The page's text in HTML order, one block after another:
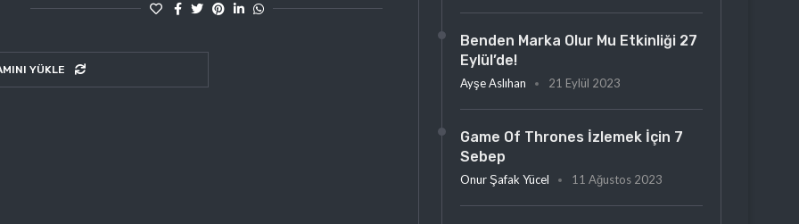
YÜKLE
Benden Marka Olur Mu Etkinliği 27
Eylül’de!
Ayşe Aslıhan 21 Eylül 2023
Game Of Thrones İzlemek İçin 7
Sebep
Onur Şafak Yücel 11 Ağustos 2023